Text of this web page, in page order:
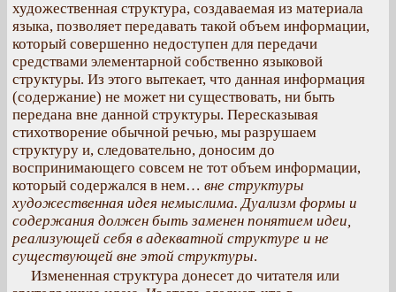
художественная структура, создаваемая из материала
языка, позволяет передавать такой объем информации,
который совершенно недоступен для передачи
средствами элементарной собственно языковой
структуры. Из этого вытекает, что данная информация
(содержание) не может ни существовать, ни быть
передана вне данной структуры. Пересказывая
стихотворение обычной речью, мы разрушаем
структуру и, следовательно, доносим до
воспринимающего совсем не тот объем информации,
который содержался в нем… вне структуры
художественная идея немыслима. Дуализм формы и
содержания должен быть заменен понятием идеи,
реализующей себя в адекватной структуре и не
существующей вне этой структуры.
Измененная структура донесет до читателя или